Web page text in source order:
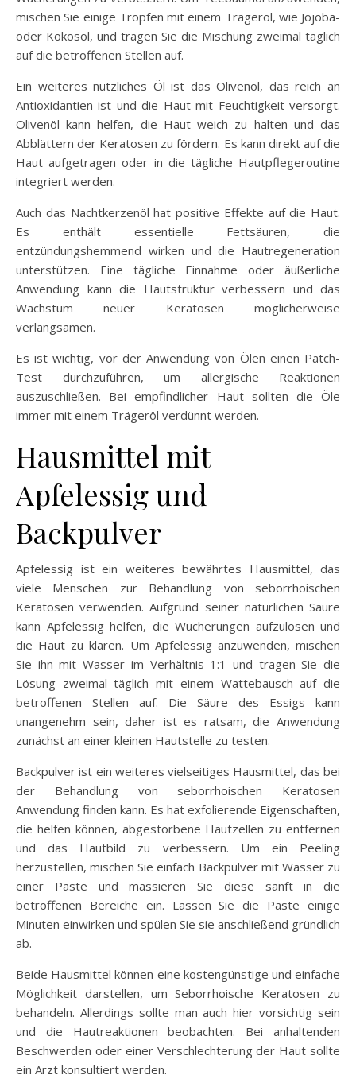
mischen Sie einige Tropfen mit einem Trägeröl, wie Jojoba-
oder Kokosöl, und tragen Sie die Mischung zweimal täglich
auf die betroffenen Stellen auf.
Ein weiteres nützliches Öl ist das Olivenöl, das reich an
Antioxidantien ist und die Haut mit Feuchtigkeit versorgt.
Olivenöl kann helfen, die Haut weich zu halten und das
Abblättern der Keratosen zu fördern. Es kann direkt auf die
Haut aufgetragen oder in die tägliche Hautpflegeroutine
integriert werden.
Auch das Nachtkerzenöl hat positive Effekte auf die Haut.
Es enthält essentielle Fettsäuren, die
entzündungshemmend wirken und die Hautregeneration
unterstützen. Eine tägliche Einnahme oder äußerliche
Anwendung kann die Hautstruktur verbessern und das
Wachstum neuer Keratosen möglicherweise
verlangsamen.
Es ist wichtig, vor der Anwendung von Ölen einen Patch-
Test durchzuführen, um allergische Reaktionen
auszuschließen. Bei empfindlicher Haut sollten die Öle
immer mit einem Trägeröl verdünnt werden.
Hausmittel mit
Apfelessig und
Backpulver
Apfelessig ist ein weiteres bewährtes Hausmittel, das
viele Menschen zur Behandlung von seborrhoischen
Keratosen verwenden. Aufgrund seiner natürlichen Säure
kann Apfelessig helfen, die Wucherungen aufzulösen und
die Haut zu klären. Um Apfelessig anzuwenden, mischen
Sie ihn mit Wasser im Verhältnis 1:1 und tragen Sie die
Lösung zweimal täglich mit einem Wattebausch auf die
betroffenen Stellen auf. Die Säure des Essigs kann
unangenehm sein, daher ist es ratsam, die Anwendung
zunächst an einer kleinen Hautstelle zu testen.
Backpulver ist ein weiteres vielseitiges Hausmittel, das bei
der Behandlung von seborrhoischen Keratosen
Anwendung finden kann. Es hat exfolierende Eigenschaften,
die helfen können, abgestorbene Hautzellen zu entfernen
und das Hautbild zu verbessern. Um ein Peeling
herzustellen, mischen Sie einfach Backpulver mit Wasser zu
einer Paste und massieren Sie diese sanft in die
betroffenen Bereiche ein. Lassen Sie die Paste einige
Minuten einwirken und spülen Sie sie anschließend gründlich
ab.
Beide Hausmittel können eine kostengünstige und einfache
Möglichkeit darstellen, um Seborrhoische Keratosen zu
behandeln. Allerdings sollte man auch hier vorsichtig sein
und die Hautreaktionen beobachten. Bei anhaltenden
Beschwerden oder einer Verschlechterung der Haut sollte
ein Arzt konsultiert werden.